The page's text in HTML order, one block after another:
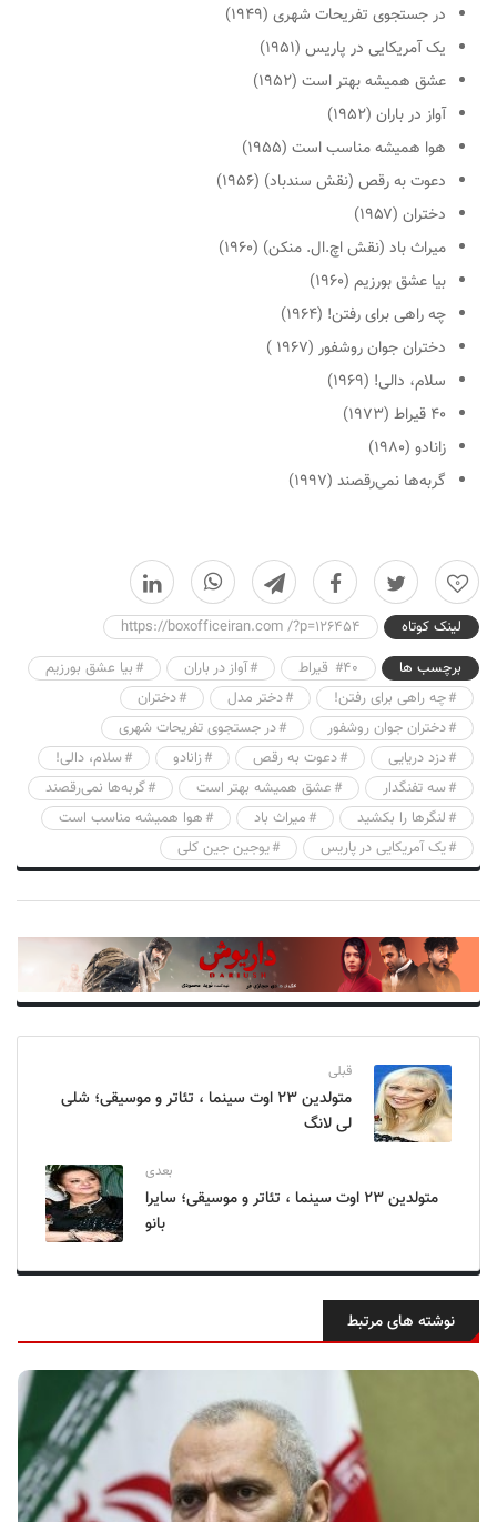
در جستجوی تفریحات شهری (۱۹۴۹)
یک آمریکایی در پاریس (۱۹۵۱)
عشق همیشه بهتر است (۱۹۵۲)
آواز در باران (۱۹۵۲)
هوا همیشه مناسب است (۱۹۵۵)
دعوت به رقص (نقش سندباد) (۱۹۵۶)
دختران (۱۹۵۷)
میراث باد (نقش اچ.ال. منکن) (۱۹۶۰)
بیا عشق بورزیم (۱۹۶۰)
چه راهی برای رفتن! (۱۹۶۴)
دختران جوان روشفور (۱۹۶۷ )
سلام، دالی! (۱۹۶۹)
۴۰ قیراط (۱۹۷۳)
زانادو (۱۹۸۰)
گربه‌ها نمی‌رقصند (۱۹۹۷)
0
لینک کوتاه
https://boxofficeiran.com /?p=126454
برچسب ها
۴۰ قیراط آواز در باران
بیا عشق بورزیم
چه راهی برای رفتن!
دختر مدل
دختران
دختران جوان روشفور
در جستجوی تفریحات شهری
دزد دریایی
دعوت به رقص زانادو
سلام، دالی!
سه تفنگدار
عشق همیشه بهتر است
گربه‌ها نمی‌رقصند
لنگرها را بکشید
میراث باد
هوا همیشه مناسب است
یک آمریکایی در پاریس
یوجین جین کلی
قبلی
متولدین ۲۳ اوت سینما ، تئاتر و موسیقی؛ شلی
لی لانگ
بعدی
متولدین ۲۳ اوت سینما ، تئاتر و موسیقی؛ سایرا
بانو
نوشته های مرتبط